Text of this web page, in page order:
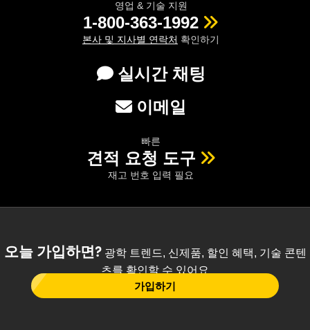
영업 & 기술 지원
1-800-363-1992
본사 및 지사별 연락처 확인하기
실시간 채팅
이메일
빠른
견적 요청 도구
재고 번호 입력 필요
오늘 가입하면?광학 트렌드, 신제품, 할인 혜택, 기술 콘텐
츠를 확인할 수 있어요
가입하기